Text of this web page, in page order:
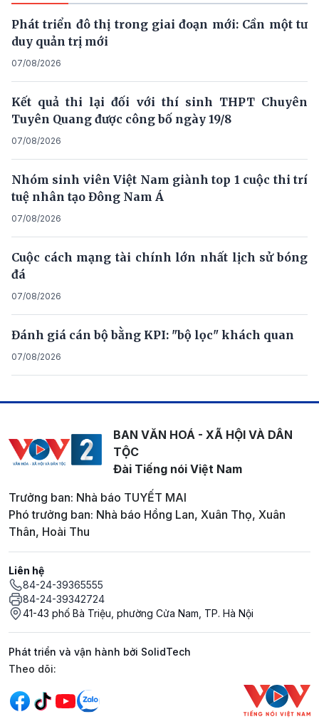
Phát triển đô thị trong giai đoạn mới: Cần một tư
duy quản trị mới
07/08/2026
Kết quả thi lại đối với thí sinh THPT Chuyên
Tuyên Quang được công bố ngày 19/8
07/08/2026
Nhóm sinh viên Việt Nam giành top 1 cuộc thi trí
tuệ nhân tạo Đông Nam Á
07/08/2026
Cuộc cách mạng tài chính lớn nhất lịch sử bóng
đá
07/08/2026
Đánh giá cán bộ bằng KPI: "bộ lọc" khách quan
07/08/2026
BAN VĂN HOÁ - XÃ HỘI VÀ DÂN
TỘC
Đài Tiếng nói Việt Nam
Trưởng ban: Nhà báo TUYẾT MAI
Phó trưởng ban: Nhà báo Hồng Lan, Xuân Thọ, Xuân
Thân, Hoài Thu
Liên hệ
84-24-39365555
84-24-39342724
41-43 phố Bà Triệu, phường Cửa Nam, TP. Hà Nội
Phát triển và vận hành bởi SolidTech
Mạng xã hội
Theo dõi: